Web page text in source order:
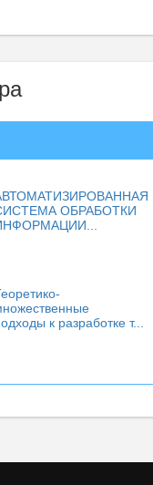
ОБРАБОТКИ
к разработке т...